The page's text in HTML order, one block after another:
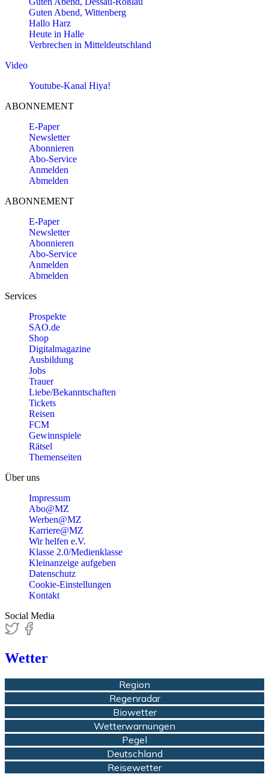
Guten Abend, Wittenberg
Hallo Harz
Heute in Halle
Verbrechen in Mitteldeutschland
Video
Youtube-Kanal Hiya!
ABONNEMENT
E-Paper
Newsletter
Abonnieren
Abo-Service
Anmelden
Abmelden
ABONNEMENT
E-Paper
Newsletter
Abonnieren
Abo-Service
Anmelden
Abmelden
Services
Prospekte
SAO.de
Shop
Digitalmagazine
Ausbildung
Jobs
Trauer
Liebe/Bekanntschaften
Tickets
Reisen
FCM
Gewinnspiele
Rätsel
Themenseiten
Über uns
Impressum
Abo@MZ
Werben@MZ
Karriere@MZ
Wir helfen e.V.
Klasse 2.0/Medienklasse
Kleinanzeige aufgeben
Datenschutz
Cookie-Einstellungen
Kontakt
Social Media
Wetter
Region
Regenradar
Biowetter
Wetterwarnungen
Pegel
Deutschland
Reisewetter